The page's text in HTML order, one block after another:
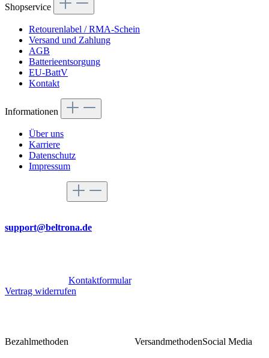
Shopservice
Retourenlabel / RMA-Schein
Versand und Zahlung
AGB
Batterieentsorgung
EU-BattV
Kontakt
Informationen
Über uns
Karriere
Datenschutz
Impressum
support@beltrona.de
Kontaktformular.
Vertrag widerrufen
Bezahlmethoden VersandmethodenSocial Media